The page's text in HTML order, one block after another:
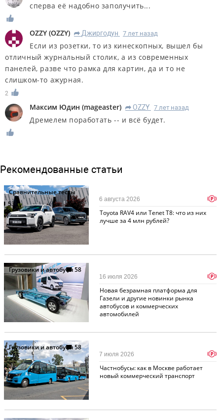
сперва её надобно заполучить...
OZZY (OZZY) R Джиргодун 7 лет назад
Если из розетки, то из кинескопных, вышел бы
отличный журнальный столик, а из современных
панелей, разве что рамка для картин, да и то не
слишком-то ажурная.
2
Максим Юдин (mageaster) R OZZY 7 лет назад
Дремелем поработать -- и всё будет.
Рекомендованные статьи
Сравнительные тесты
533
Toyota RAV4 или Tenet T8: что из них
лучше за 4 млн рублей?
6 августа 2026 p
Грузовики и автобусы58
Новая безрамная платформа для
Газели и другие новинки рынка
автобусов и коммерческих
автомобилей
16 июля 2026 p
Грузовики и автобусы58
Частнобусы: как в Москве работает
новый коммерческий транспорт
7 июля 2026 p